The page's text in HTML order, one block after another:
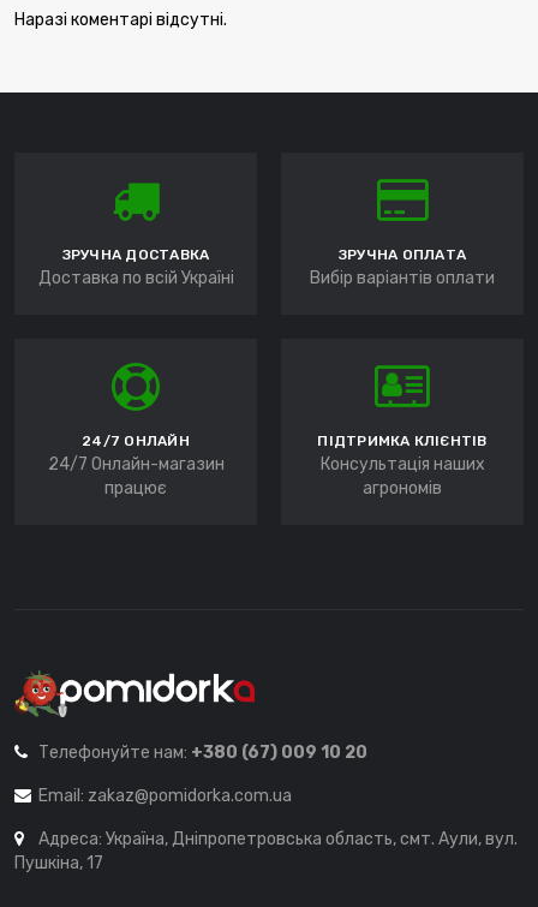
Наразі коментарі відсутні.
ЗРУЧНА ДОСТАВКА
Доставка по всій Україні
ЗРУЧНА ОПЛАТА
Вибір варіантів оплати
24/7 ОНЛАЙН
24/7 Онлайн-магазин
працює
ПІДТРИМКА КЛІЄНТІВ
Консультація наших
агрономів
Телефонуйте нам: +380 (67) 009 10 20
Email: zakaz@pomidorka.com.ua
Адреса: Україна, Дніпропетровська область, смт. Аули, вул.
Пушкіна, 17